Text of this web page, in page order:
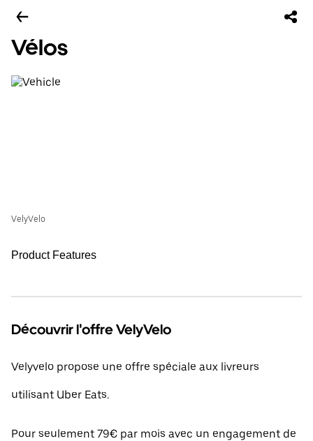
Vélos
VelyVelo
Product Features
Découvrir l'offre VelyVelo
Velyvelo propose une offre spéciale aux livreurs
utilisant Uber Eats.
Pour seulement 79€ par mois avec un engagement de